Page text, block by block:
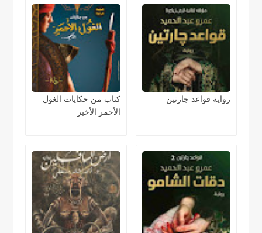
رواية قواعد جارتين
كتاب من حكايات الغول
الأحمر الأخير